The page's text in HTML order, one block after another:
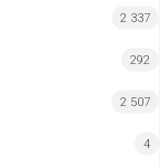
2 337
292
2 507
4